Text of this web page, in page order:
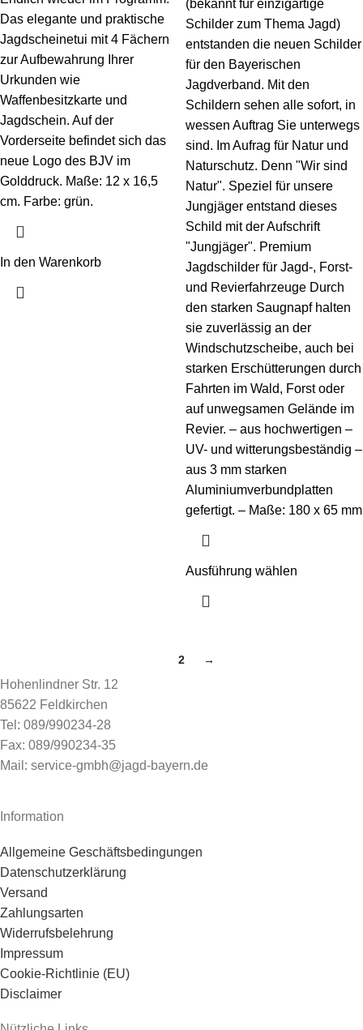
Das elegante und praktische
Jagdscheinetui mit 4 Fächern
zur Aufbewahrung Ihrer
Urkunden wie
Waffenbesitzkarte und
Jagdschein. Auf der
Vorderseite befindet sich das
neue Logo des BJV im
Golddruck. Maße: 12 x 16,5
cm. Farbe: grün.
In den Warenkorb
(bekannt für einzigartige
Schilder zum Thema Jagd)
entstanden die neuen Schilder
für den Bayerischen
Jagdverband. Mit den
Schildern sehen alle sofort, in
wessen Auftrag Sie unterwegs
sind. Im Aufrag für Natur und
Naturschutz. Denn "Wir sind
Natur". Speziel für unsere
Jungjäger entstand dieses
Schild mit der Aufschrift
"Jungjäger". Premium
Jagdschilder für Jagd-, Forst-
und Revierfahrzeuge Durch
den starken Saugnapf halten
sie zuverlässig an der
Windschutzscheibe, auch bei
starken Erschütterungen durch
Fahrten im Wald, Forst oder
auf unwegsamen Gelände im
Revier. – aus hochwertigen –
UV- und witterungsbeständig –
aus 3 mm starken
Aluminiumverbundplatten
gefertigt. – Maße: 180 x 65 mm
Ausführung wählen
2 →
Hohenlindner Str. 12
85622 Feldkirchen
Tel: 089/990234-28
Fax: 089/990234-35
Mail: service-gmbh@jagd-bayern.de
Information
Allgemeine Geschäftsbedingungen
Datenschutzerklärung
Versand
Zahlungsarten
Widerrufsbelehrung
Impressum
Cookie-Richtlinie (EU)
Disclaimer